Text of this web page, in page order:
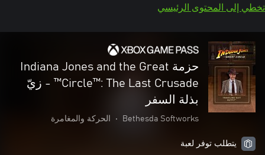
تخطي إلى المحتوى الرئيسي
حزمة Indiana Jones and the Great
Circle™: The Last Crusade™ - زيّ
بذلة السفر
Bethesda Softworks
• الحركة والمغامرة
يتطلب توفر لعبة